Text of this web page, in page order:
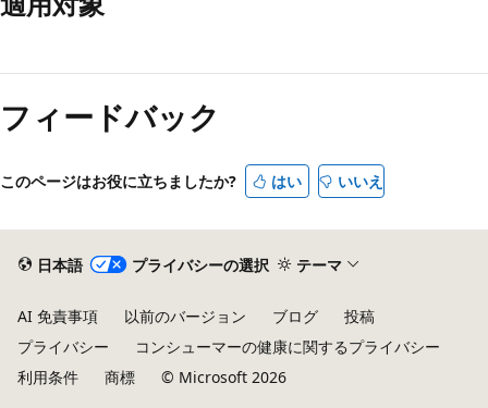
み
取
モ
ド
フィードバック
このページはお役に立ちましたか? はい いいえ
日本語 プライバシーの選択 テーマ
AI 免責事項 以前のバージョン ブログ
投稿
プライバシー
コンシューマーの健康に関するプライバシー
利用条件
商標 © Microsoft 2026